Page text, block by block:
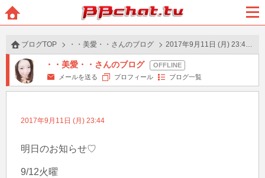
BBchatTV
ュー
ブログTOP ・・美愛・・さんのブログ 2017年9月11日 (月) 23:44 の投稿
・・美愛・・さんのブログ
メールを送る プロフィール ブログ一覧
2017年9月11日 (月) 23:44
明日のお知らせ♡
9/12火曜